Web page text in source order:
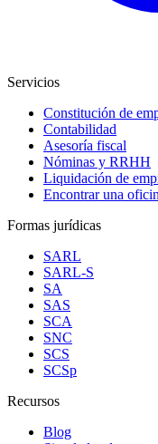
Servicios
Constitución de
Contabilidad
Asesoría fiscal
Nóminas y RRHH
Liquidación de
Encontrar una
Formas jurídicas
SARL
SARL-S
SA
SAS
SCA
SNC
SCS
SCSp
Recursos
Blog